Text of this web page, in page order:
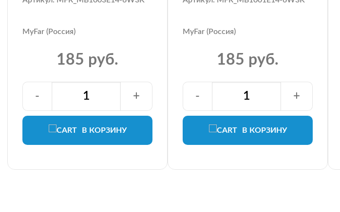
MyFar (Россия)
185 руб.
В КОРЗИНУ
- +
MyFar (Россия)
185 руб.
В КОРЗИНУ
- +